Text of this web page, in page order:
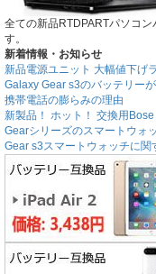
全ての新品RTDPARTパソコ
す。
新着情報・お知らせ
新品電源ユニット 大幅値下げ
Galaxy Gear s3のバッテリー
携帯電話の膨らみの理由
新製品！ ホット！ 交換用
Gearシリーズのスマートウォ
Gear s3スマートウォッチに関